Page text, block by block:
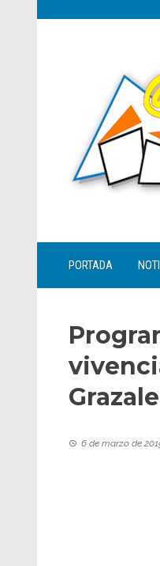
PORTADA
6 de marzo de